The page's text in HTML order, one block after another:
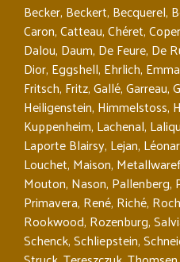
Becker, Beckert, Becquerel,
Caron,Catteau,Chéret,
Dalou, Daum, De Feure, De
Dior, Eggshell, Ehrlich,
Fritsch, Fritz,Gallé,Garreau,
Heiligenstein, Himmelstoss,
Kuppenheim, Lachenal,
Laporte Blairsy, Lejan,
Louchet, Maison,
Mouton, Nason, Pallenberg,
Primavera, René, Riché,
Rookwood, Rozenburg,
Schenck,Schliepstein,